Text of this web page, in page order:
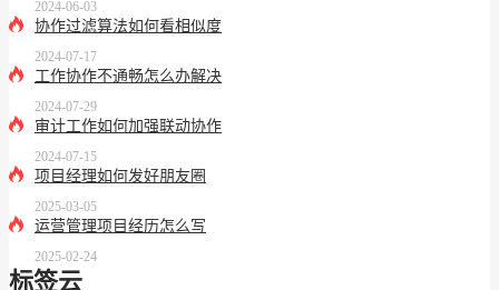
2024-06-03
协作过滤算法如何看相似度
2024-07-17
工作协作不通畅怎么办解决
2024-07-29
审计工作如何加强联动协作
2024-07-15
项目经理如何发好朋友圈
2025-03-05
运营管理项目经历怎么写
2025-02-24
标签云